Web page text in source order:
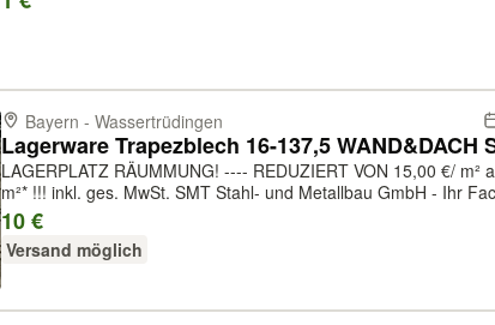
Bayern - Wassertrüdingen
LAGERPLATZ RÄUMMUNG! ---- REDUZIERT VON 15,00 €/ m²
m²* !!! inkl. ges. MwSt. SMT Stahl- und Metallbau GmbH - Ihr Fachhändler mit
Stärke statt Papier! Vielfalt - Große Auswahl an Profilen, Farben
Flexibilität - Einzelbl...
10 €
Versand möglich